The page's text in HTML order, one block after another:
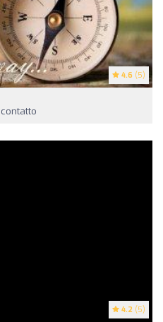
4.6 (5)
4.2 (5)